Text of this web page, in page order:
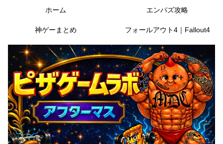
ホーム エンパズ攻略
神ゲーまとめ フォールアウト4｜Fallout4